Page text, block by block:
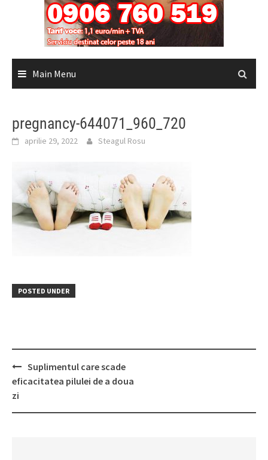
Main Menu
pregnancy-644071_960_720
aprilie 29, 2022 Steagul Rosu
POSTED UNDER
Post
navigation
Suplimentul care scade
eficacitatea pilulei de a doua
zi